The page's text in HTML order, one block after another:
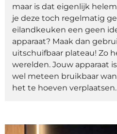
maar is dat eigenlijk
je deze toch regelmatig
eilandkeuken een geen
apparaat? Maak dan
uitschuifbaar plateau! Zo
werelden. Jouw apparaat
wel meteen bruikbaar
het te hoeven verplaatsen.